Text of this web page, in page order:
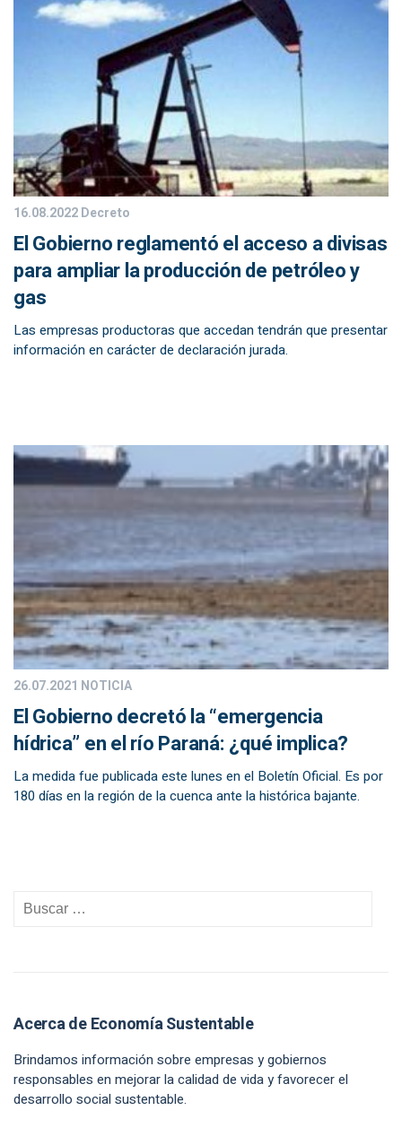
16.08.2022Decreto
El Gobierno reglamentó el acceso a divisas
para ampliar la producción de petróleo y
gas
Las empresas productoras que accedan tendrán que presentar
información en carácter de declaración jurada.
26.07.2021 NOTICIA
El Gobierno decretó la “emergencia
hídrica” en el río Paraná: ¿qué implica?
La medida fue publicada este lunes en el Boletín Oficial. Es por
180 días en la región de la cuenca ante la histórica bajante.
Acerca de Economía Sustentable
Brindamos información sobre empresas y gobiernos
responsables en mejorar la calidad de vida y favorecer el
desarrollo social sustentable.